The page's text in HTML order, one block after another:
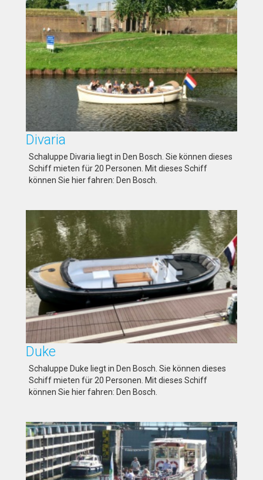
Divaria
Schaluppe Divaria liegt in Den Bosch. Sie können dieses
Schiff mieten für 20 Personen. Mit dieses Schiff
können Sie hier fahren: Den Bosch.
Duke
Schaluppe Duke liegt in Den Bosch. Sie können dieses
Schiff mieten für 20 Personen. Mit dieses Schiff
können Sie hier fahren: Den Bosch.